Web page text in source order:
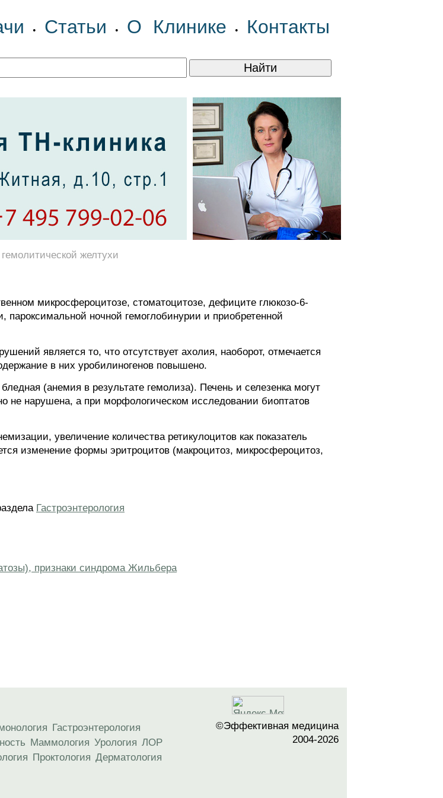
• Статьи • О Клинике • Контакты
желтухи
микросфероцитозе, стоматоцитозе, дефиците глюкозо-6-
ночной гемоглобинурии и приобретенной
является то, что отсутствует ахолия, наоборот, отмечается
в них уробилиногенов повышено.
(анемия в результате гемолиза). Печень и селезенка могут
не нарушена, а при морфологическом исследовании биоптатов
увеличение количества ретикулоцитов как показатель
изменение формы эритроцитов (макроцитоз, микросфероцитоз,
Гастроэнтерология
признаки синдрома Жильбера
Гастроэнтерология
Маммология Урология ЛОР
Проктология Дерматология
©Эффективная медицина
2004-2026